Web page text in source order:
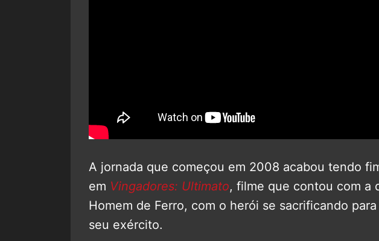
A jornada que começou em 2008 acabou tendo
em Vingadores: Ultimato, filme que contou com a
Homem de Ferro, com o herói se sacrificando
seu exército.